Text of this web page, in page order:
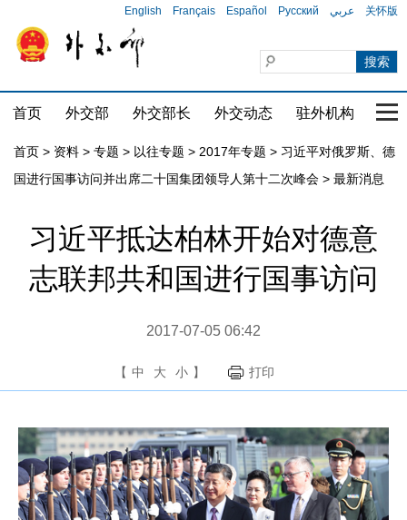
English Français Español Русский عربي 关怀版
首页 外交部 外交部长 外交动态 驻外机构 国
首页 > 资料 > 专题 > 以往专题 > 2017年专题 > 习近平对俄罗斯、德
国进行国事访问并出席二十国集团领导人第十二次峰会 > 最新消息
习近平抵达柏林开始对德意
志联邦共和国进行国事访问
2017-07-05 06:42
【 中 大 小 】 打印